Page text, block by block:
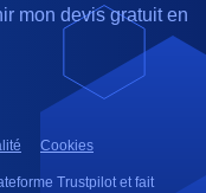
mon devis gratuit en
Cookies
Trustpilot et fait